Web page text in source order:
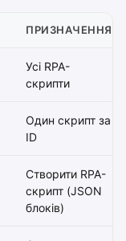
ПРИЗНАЧЕННЯ
Усі RPA-
скрипти
Один скрипт за
ID
Створити RPA-
скрипт (JSON
блоків)